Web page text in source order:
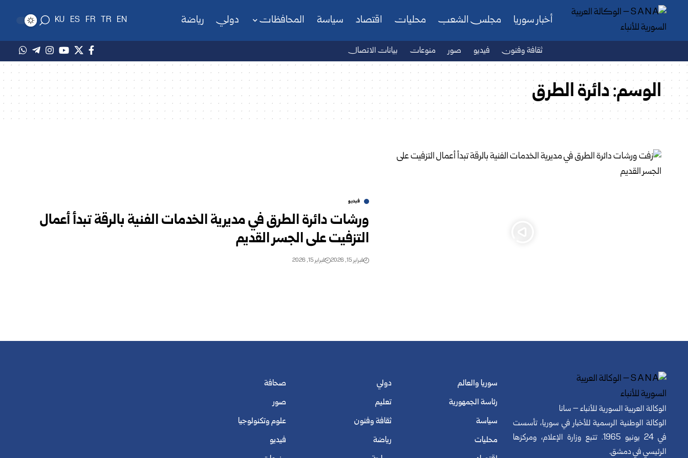
أخبار سوريا مجلس الشعب محليات اقتصاد سياسة المحافظات دولي رياضة EN
TR
FR
ES
KU
ثقافة وفنون فيديو صور منوعات بيانات الاتصال
الوسم:دائرة الطرق
فيديو
ورشات دائرة الطرق في مديرية الخدمات الفنية بالرقة تبدأ أعمال
التزفيت على الجسر القديم
فبراير 15, 2026 فبراير 15, 2026
الوكالة العربية السورية للأنباء – سانا
الوكالة الوطنية الرسمية للأخبار في سوريا، تأسست
في 24 يونيو 1965. تتبع وزارة الإعلام، ومركزها
الرئيسي في دمشق.
سوريا والعالم
رئاسة الجمهورية
سياسة
محليات
دولي
تعليم
ثقافة وفنون
رياضة
صحافة
صور
علوم وتكنولوجيا
فيديو